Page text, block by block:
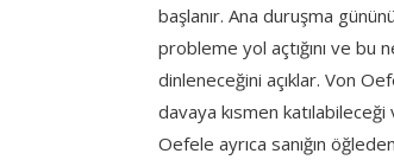
başlanır. Ana duruşma
probleme yol açtığını ve bu
dinleneceğini açıklar. Von
davaya kısmen
Oefele ayrıca sanığın